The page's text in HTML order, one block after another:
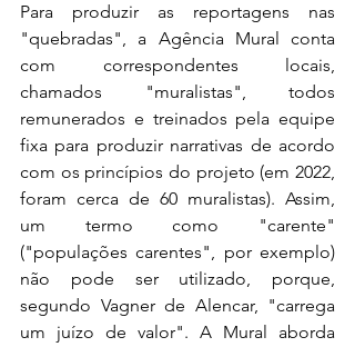
Para produzir as reportagens nas
"quebradas", a Agência Mural conta
com correspondentes locais,
chamados "muralistas", todos
remunerados e treinados pela equipe
fixa para produzir narrativas de acordo
com os princípios do projeto (em 2022,
foram cerca de 60 muralistas). Assim,
um termo como "carente"
("populações carentes", por exemplo)
não pode ser utilizado, porque,
segundo Vagner de Alencar, "carrega
um juízo de valor". A Mural aborda